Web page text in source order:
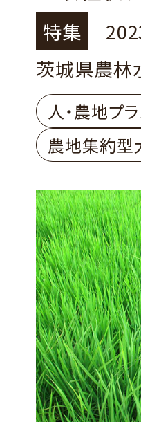
特集
茨城県農林
人・農地プ
農地集約型